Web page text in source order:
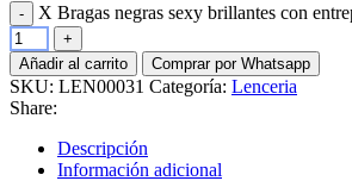
X Bragas negras sexy brillantes con
Añadir al carrito Comprar por Whatsapp
SKU: LEN00031 Categoría: Lenceria
Share:
Descripción
Información adicional